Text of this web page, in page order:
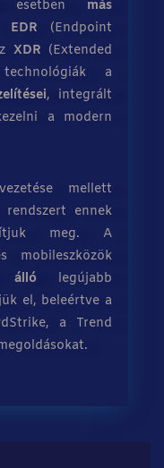
esetben más
EDR (Endpoint
XDR (Extended
a
, integrált
a modern
mellett
ennek
meg. A
mobileszközök
álló legújabb
el, beleértve a
a Trend